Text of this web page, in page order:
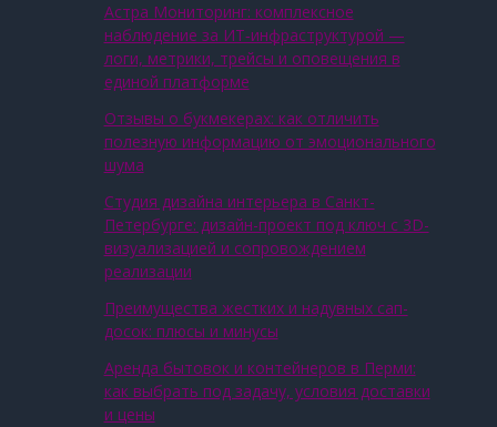
Астра Мониторинг: комплексное
наблюдение за ИТ‑инфраструктурой —
логи, метрики, трейсы и оповещения в
единой платформе
Отзывы о букмекерах: как отличить
полезную информацию от эмоционального
шума
Студия дизайна интерьера в Санкт-
Петербурге: дизайн-проект под ключ с 3D-
визуализацией и сопровождением
реализации
Преимущества жестких и надувных сап-
досок: плюсы и минусы
Аренда бытовок и контейнеров в Перми:
как выбрать под задачу, условия доставки
и цены